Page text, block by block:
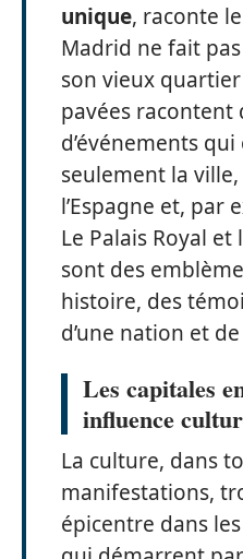
unique, raconte
Madrid ne fait
son vieux
pavées racontent
d’événements
seulement la
l’Espagne et, par
Le Palais Royal
sont des
histoire, des
d’une nation et
Les capitales
influence
La culture, dans
manifestations,
épicentre dans